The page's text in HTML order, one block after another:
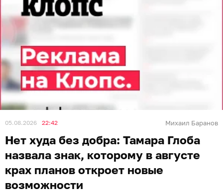
05.08.2026 22:42 Михаил Баранов
Нет худа без добра: Тамара Глоба
назвала знак, которому в августе
крах планов откроет новые
возможности